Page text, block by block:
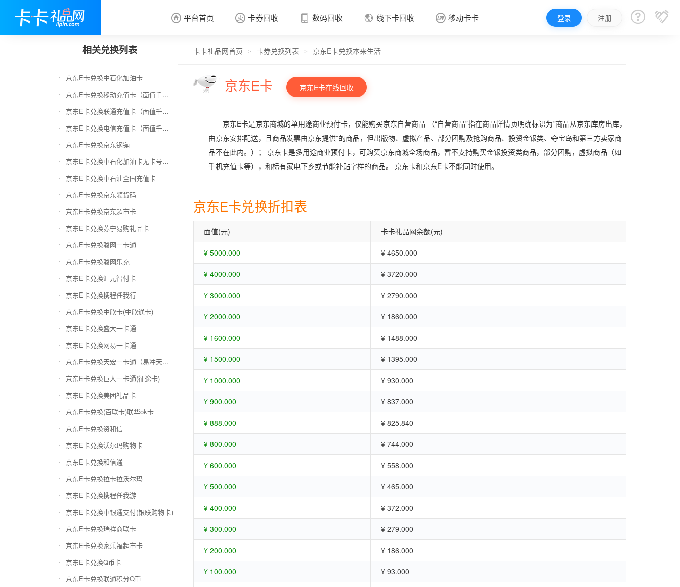
 平台首页  卡券回收
 卡券回收
 数码回收  线下卡回收  移动卡卡 登录 注册  
相关兑换列表
京东E卡兑换中石化加油卡
京东E卡兑换移动充值卡（面值千万别选错）
京东E卡兑换联通充值卡（面值千万别选错）
京东E卡兑换电信充值卡（面值千万别选错）
京东E卡兑换京东钢镚
京东E卡兑换中石化加油卡无卡号（面值千万别选错）
京东E卡兑换中石油全国充值卡
京东E卡兑换京东领货码
京东E卡兑换京东超市卡
京东E卡兑换苏宁易购礼品卡
京东E卡兑换骏网一卡通
京东E卡兑换骏网乐充
京东E卡兑换汇元智付卡
京东E卡兑换携程任我行
京东E卡兑换中欣卡(中欣通卡)
京东E卡兑换盛大一卡通
京东E卡兑换网易一卡通
京东E卡兑换天宏一卡通（易冲天宏卡）
京东E卡兑换巨人一卡通(征途卡)
京东E卡兑换美团礼品卡
京东E卡兑换(百联卡)联华ok卡
京东E卡兑换资和信
京东E卡兑换沃尔玛购物卡
京东E卡兑换和信通
京东E卡兑换拉卡拉沃尔玛
京东E卡兑换携程任我游
京东E卡兑换中银通支付(银联购物卡)
京东E卡兑换瑞祥商联卡
京东E卡兑换家乐福超市卡
京东E卡兑换Q币卡
京东E卡兑换联通积分Q币
卡卡礼品网首页 > 卡券兑换列表 > 京东E卡兑换本来生活
京东E卡 京东E卡在线回收
京东E卡是京东商城的单用途商业预付卡，仅能购买京东自营商品 （“自营商品”指在商品详情页明确标识为”商品从京东库房出库，
由京东安排配送，且商品发票由京东提供”的商品，但出版物、虚拟产品、部分团购及抢购商品、投资金银类、夺宝岛和第三方卖家商
品不在此内。）； 京东卡是多用途商业预付卡，可购买京东商城全场商品，暂不支持购买金银投资类商品，部分团购，虚拟商品（如
手机充值卡等），和标有家电下乡或节能补贴字样的商品。 京东卡和京东E卡不能同时使用。
京东E卡兑换折扣表
面值(元) 卡卡礼品网余额(元)
¥ 5000.000 ¥ 4650.000
¥ 4000.000 ¥ 3720.000
¥ 3000.000 ¥ 2790.000
¥ 2000.000 ¥ 1860.000
¥ 1600.000 ¥ 1488.000
¥ 1500.000 ¥ 1395.000
¥ 1000.000 ¥ 930.000
¥ 900.000 ¥ 837.000
¥ 888.000 ¥ 825.840
¥ 800.000 ¥ 744.000
¥ 600.000 ¥ 558.000
¥ 500.000 ¥ 465.000
¥ 400.000 ¥ 372.000
¥ 300.000 ¥ 279.000
¥ 200.000 ¥ 186.000
¥ 100.000 ¥ 93.000